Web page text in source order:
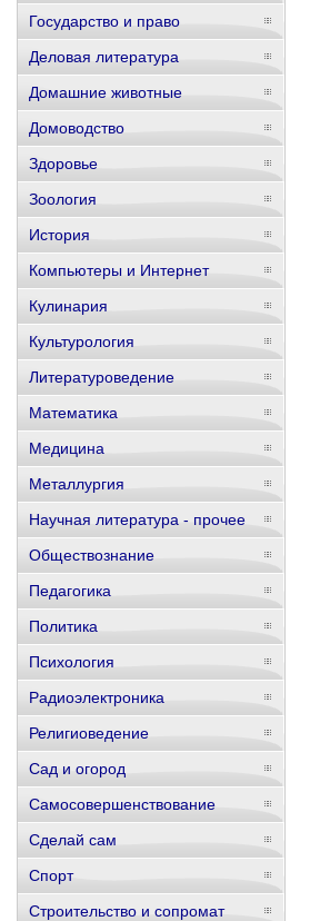
Государство и право
Деловая литература
Домашние животные
Домоводство
Здоровье
Зоология
История
Компьютеры и Интернет
Кулинария
Культурология
Литературоведение
Математика
Медицина
Металлургия
Научная литература - прочее
Обществознание
Педагогика
Политика
Психология
Радиоэлектроника
Религиоведение
Сад и огород
Самосовершенствование
Сделай сам
Спорт
Строительство и сопромат